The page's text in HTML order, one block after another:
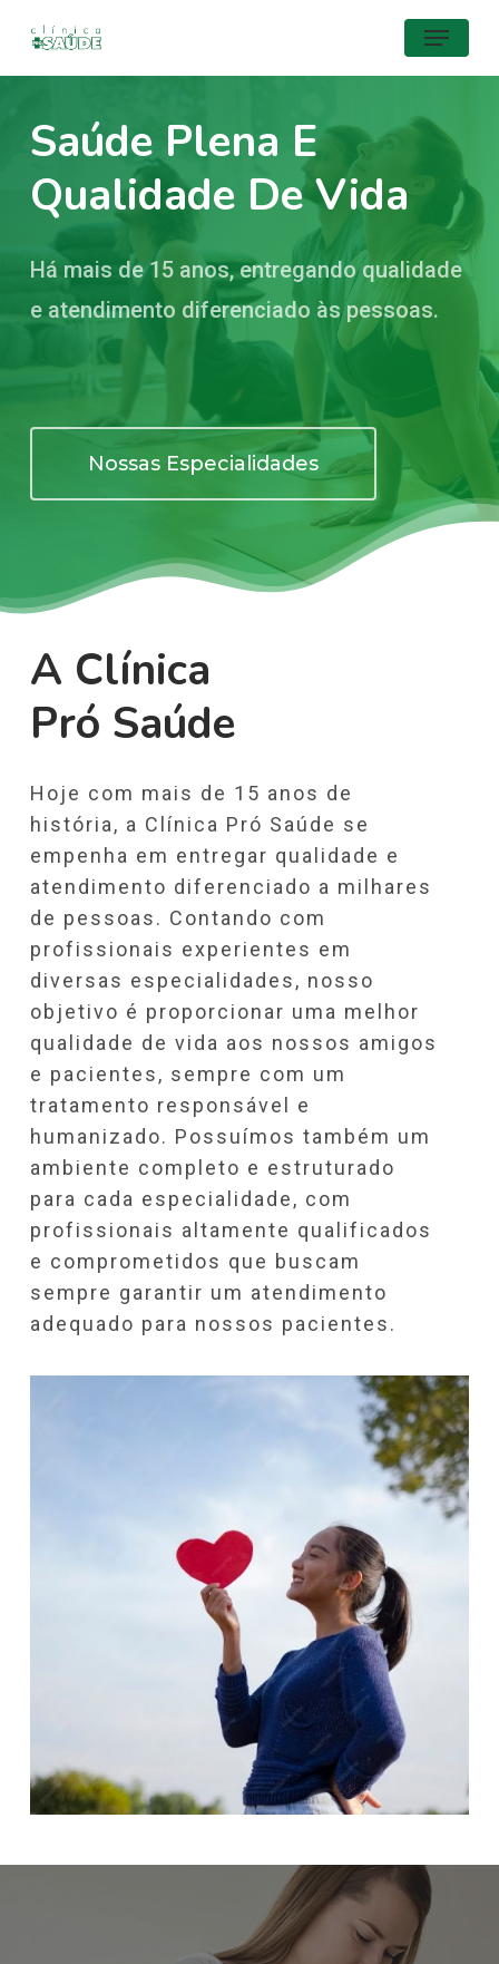
content
Menu
Saúde Plena E
Qualidade De Vida
Há mais de 15 anos, entregando qualidade
e atendimento diferenciado às pessoas.
Nossas Especialidades
A Clínica
Pró Saúde
Hoje com mais de 15 anos de
história, a Clínica Pró Saúde se
empenha em entregar qualidade e
atendimento diferenciado a milhares
de pessoas. Contando com
profissionais experientes em
diversas especialidades, nosso
objetivo é proporcionar uma melhor
qualidade de vida aos nossos amigos
e pacientes, sempre com um
tratamento responsável e
humanizado. Possuímos também um
ambiente completo e estruturado
para cada especialidade, com
profissionais altamente qualificados
e comprometidos que buscam
sempre garantir um atendimento
adequado para nossos pacientes.